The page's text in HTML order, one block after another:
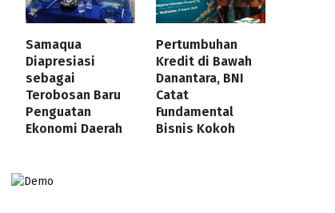
Samaqua
Diapresiasi
sebagai
Terobosan Baru
Penguatan
Ekonomi Daerah
Pertumbuhan
Kredit di Bawah
Danantara, BNI
Catat
Fundamental
Bisnis Kokoh